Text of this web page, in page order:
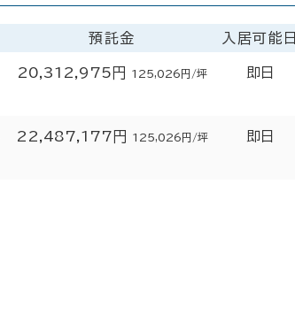
預託金 入居可能日
20,312,975円 125,026円/坪 即日
22,487,177円 125,026円/坪 即日